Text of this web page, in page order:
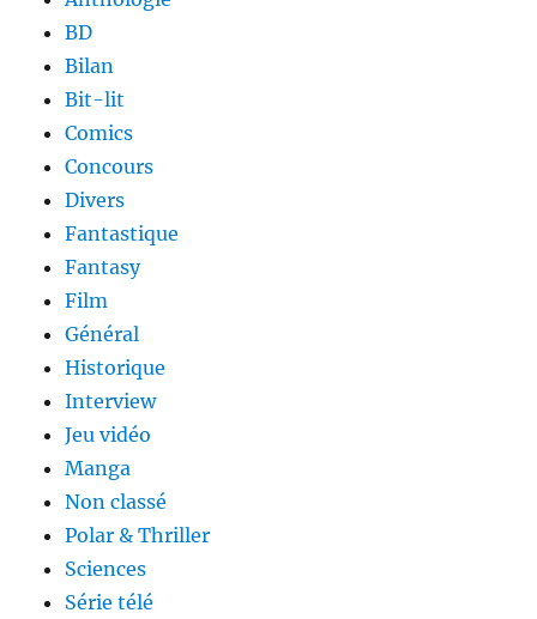
BD
Bilan
Bit-lit
Comics
Concours
Divers
Fantastique
Fantasy
Film
Général
Historique
Interview
Jeu vidéo
Manga
Non classé
Polar & Thriller
Sciences
Série télé